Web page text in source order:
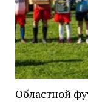
Областной